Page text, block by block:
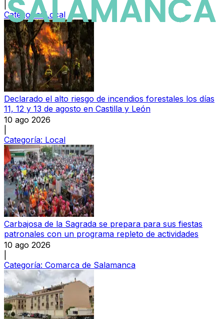
Categoría: Local
Declarado el alto riesgo de incendios forestales los días
11, 12 y 13 de agosto en Castilla y León
10 ago 2026
Categoría: Local
Carbajosa de la Sagrada se prepara para sus fiestas
patronales con un programa repleto de actividades
10 ago 2026
Categoría: Comarca de Salamanca